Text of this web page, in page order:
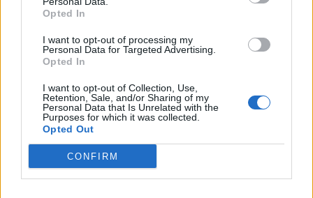
Opted In
I want to opt-out of processing my
Personal Data for Targeted Advertising.
Opted In
I want to opt-out of Collection, Use,
Retention, Sale, and/or Sharing of my
Personal Data that Is Unrelated with the
Purposes for which it was collected.
Opted Out
CONFIRM